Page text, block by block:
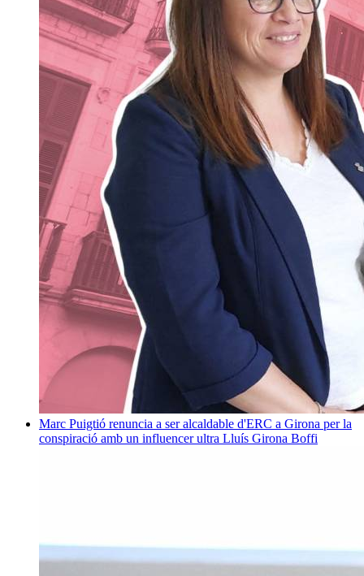
Marc Puigtió renuncia a ser alcaldable d'ERC a Girona per la
conspiració amb un influencer ultra Lluís Girona Boffi